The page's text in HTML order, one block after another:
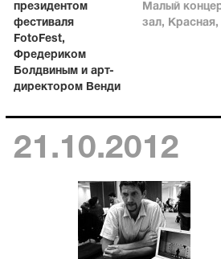
президентом
фестиваля
FotoFest,
Фредериком
Болдвиным и арт-
директором Венди
Малый
зал, Красная,
21.10.2012